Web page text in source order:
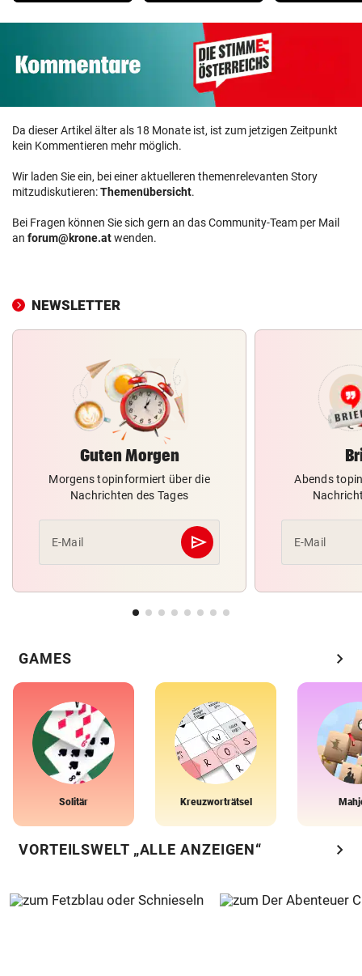
Da dieser Artikel älter als 18 Monate ist, ist zum jetzigen Zeitpunkt
kein Kommentieren mehr möglich.
Wir laden Sie ein, bei einer aktuelleren themenrelevanten Story
mitzudiskutieren:Themenübersicht.
Bei Fragen können Sie sich gern an das Community-Team per Mail
an forum@krone.atwenden.
NEWSLETTER
Guten Morgen
Morgens topinformiert über die
Nachrichten des Tages
E-Mail send
Abschicken
Abends
E-Mail
GAMES chevron_right
Solitär Kreuzworträtsel
VORTEILSWELT „ALLE ANZEIGEN“ chevron_right